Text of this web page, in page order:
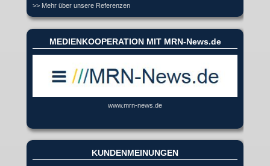
>> Mehr über unsere Referenzen
MEDIENKOOPERATION MIT MRN-News.de
www.mrn-news.de
KUNDENMEINUNGEN